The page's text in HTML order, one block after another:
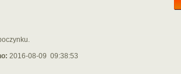
2016-08-09 09:38:53